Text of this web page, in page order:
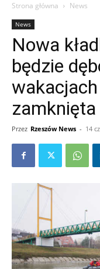
Strona główna News
News
Nowa
będzie
zamknięta
Przez Rzeszów News - 14